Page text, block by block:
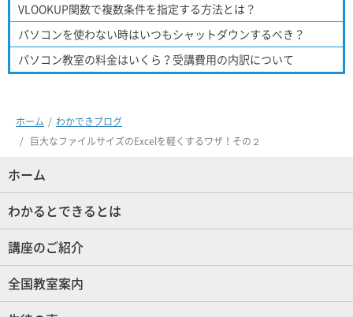
VLOOKUP関数で複数条件を指定する方法とは？
パソコンを使わない時はいつもシャットダウンするべき？
パソコン教室の料金はいくら？受講費用の内訳について
ホーム
わかできブログ
巨大なファイルサイズのExcelを軽くするワザ！その２
ホーム
わかるとできるとは
講座のご紹介
全国教室案内